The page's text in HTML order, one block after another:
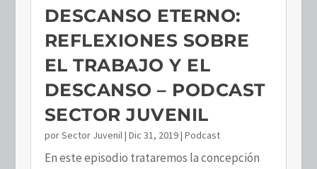
DESCANSO ETERNO:
REFLEXIONES SOBRE
EL TRABAJO Y EL
DESCANSO – PODCAST
SECTOR JUVENIL
porSector Juvenil| Dic 31, 2019| Podcast
En este episodio trataremos la concepción